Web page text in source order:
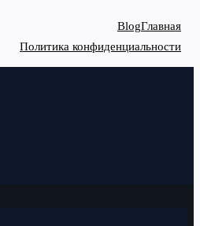
BlogГлавная
Политика конфиденциальности